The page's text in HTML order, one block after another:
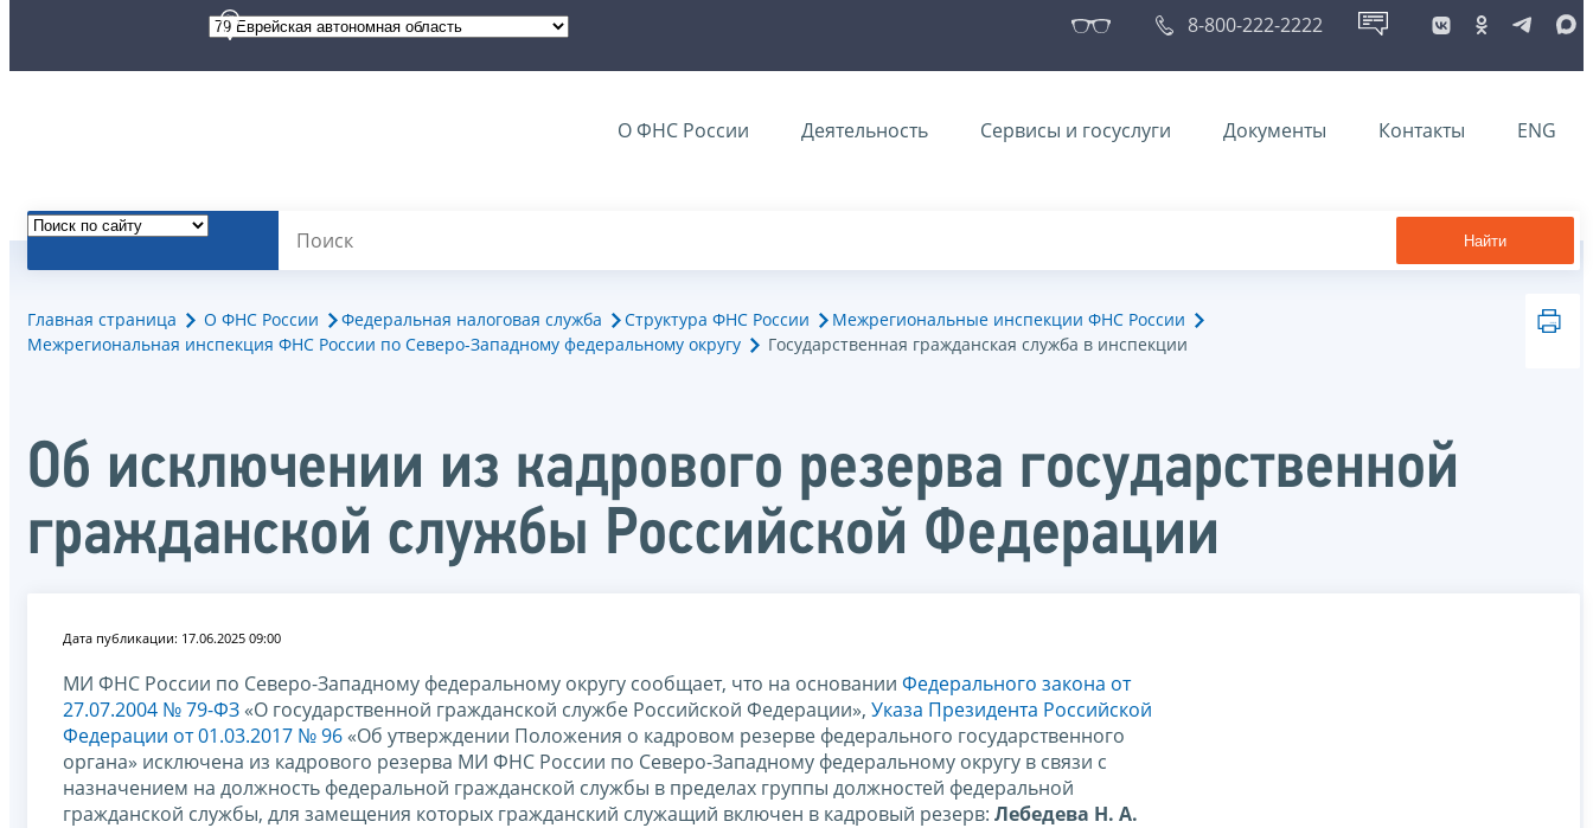
8-800-222-2222
О ФНС России Деятельность Сервисы и госуслуги Документы Контакты ENG
Найти
Главная страница О ФНС России Федеральная налоговая служба Структура ФНС России
Межрегиональные инспекции ФНС России
Межрегиональная инспекция ФНС России по Северо-Западному федеральному округу
Государственная гражданская служба в инспекции
Об исключении из кадрового резерва государственной
гражданской службы Российской Федерации
Дата публикации: 17.06.2025 09:00
МИ ФНС России по Северо-Западному федеральному округу сообщает, что на основании Федерального закона от
27.07.2004 № 79-ФЗ «О государственной гражданской службе Российской Федерации», Указа Президента Российской
Федерации от 01.03.2017 № 96 «Об утверждении Положения о кадровом резерве федерального государственного
органа» исключена из кадрового резерва МИ ФНС России по Северо-Западному федеральному округу в связи с
назначением на должность федеральной гражданской службы в пределах группы должностей федеральной
гражданской службы, для замещения которых гражданский служащий включен в кадровый резерв: Лебедева Н. А.